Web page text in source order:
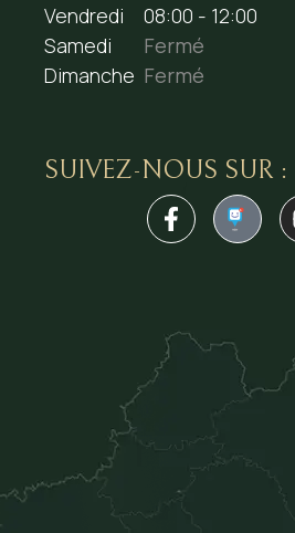
Vendredi
08:00 - 12:00
Samedi
Fermé
Dimanche Fermé
SUIVEZ-NOUS SUR :
1